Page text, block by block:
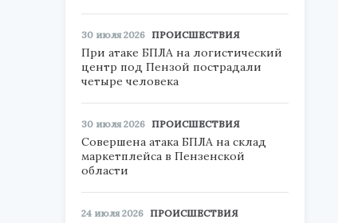
30 июля 2026 ПРОИСШЕСТВИЯ
При атаке БПЛА на логистический
центр под Пензой пострадали
четыре человека
30 июля 2026 ПРОИСШЕСТВИЯ
Совершена атака БПЛА на склад
маркетплейса в Пензенской
области
24 июля 2026 ПРОИСШЕСТВИЯ